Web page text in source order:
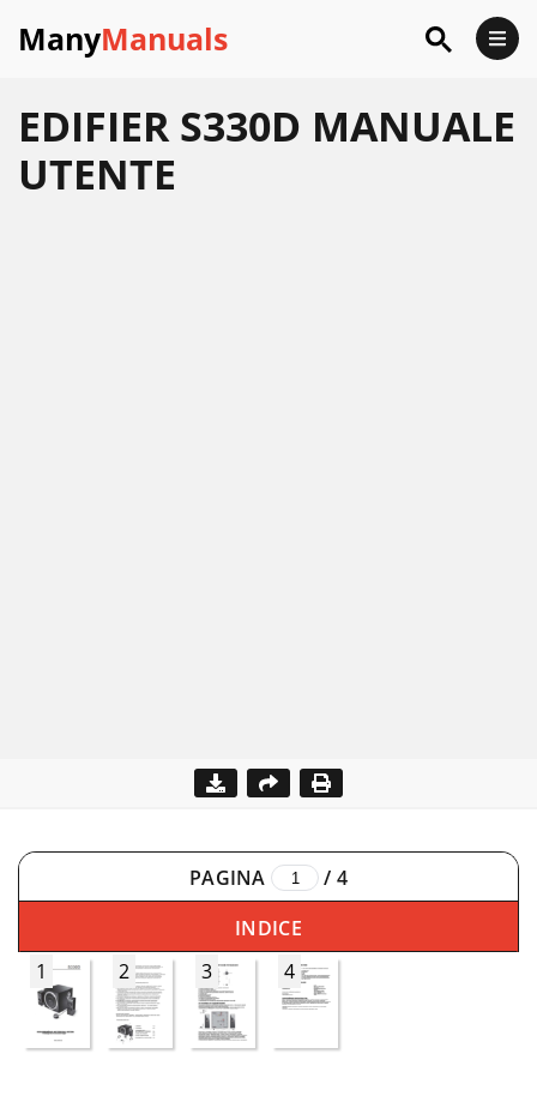
ManyManuals
EDIFIER S330D MANUALE
UTENTE
PAGINA / 4
INDICE
1
2 3 4